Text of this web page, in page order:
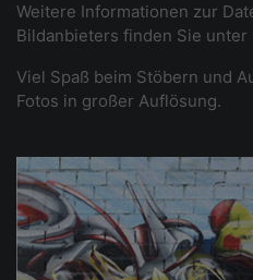
Weitere Informationen zur
Bildanbieters finden Sie unter
Viel Spaß beim Stöbern und
Fotos in großer Auflösung.